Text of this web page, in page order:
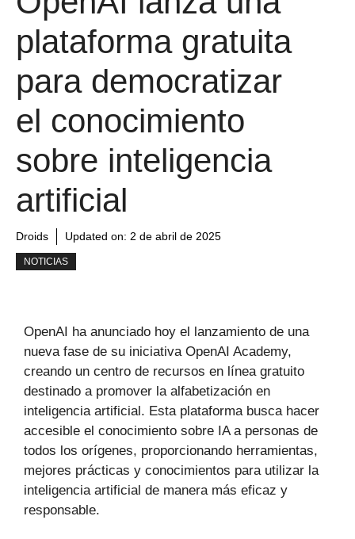
plataforma gratuita
para democratizar
el conocimiento
sobre inteligencia
artificial
Droids Updated on: 2 de abril de 2025
NOTICIAS
OpenAI ha anunciado hoy el lanzamiento de una
nueva fase de su iniciativa OpenAI Academy,
creando un centro de recursos en línea gratuito
destinado a promover la alfabetización en
inteligencia artificial. Esta plataforma busca hacer
accesible el conocimiento sobre IA a personas de
todos los orígenes, proporcionando herramientas,
mejores prácticas y conocimientos para utilizar la
inteligencia artificial de manera más eficaz y
responsable.